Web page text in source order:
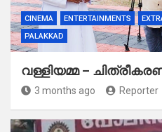
CINEMA ENTERTAINMENTS
PALAKKAD
വള്ളിയമ്മ –
3 months ago Reporter